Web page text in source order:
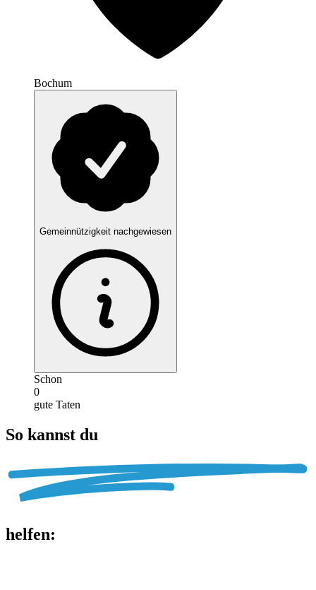
Bochum
Gemeinnützigkeit nachgewiesen
Schon
0
gute Taten
So kannst du
helfen: